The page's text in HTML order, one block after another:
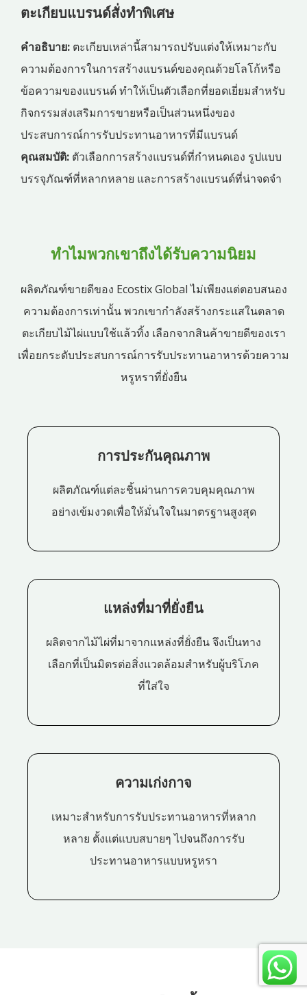
ตะเกียบแบรนด์สั่งทำพิเศษ
คำอธิบาย: ตะเกียบเหล่านี้สามารถปรับแต่งให้เหมาะกับ
ความต้องการในการสร้างแบรนด์ของคุณด้วยโลโก้หรือ
ข้อความของแบรนด์ ทำให้เป็นตัวเลือกที่ยอดเยี่ยมสำหรับ
กิจกรรมส่งเสริมการขายหรือเป็นส่วนหนึ่งของ
ประสบการณ์การรับประทานอาหารที่มีแบรนด์
คุณสมบัติ: ตัวเลือกการสร้างแบรนด์ที่กำหนดเอง รูปแบบ
บรรจุภัณฑ์ที่หลากหลาย และการสร้างแบรนด์ที่น่าจดจำ
ทำไมพวกเขาถึงได้รับความนิยม
ผลิตภัณฑ์ขายดีของ Ecostix Global ไม่เพียงแต่ตอบสนอง
ความต้องการเท่านั้น พวกเขากำลังสร้างกระแสในตลาด
ตะเกียบไม้ไผ่แบบใช้แล้วทิ้ง เลือกจากสินค้าขายดีของเรา
เพื่อยกระดับประสบการณ์การรับประทานอาหารด้วยความ
หรูหราที่ยั่งยืน
การประกันคุณภาพ
ผลิตภัณฑ์แต่ละชิ้นผ่านการควบคุมคุณภาพ
อย่างเข้มงวดเพื่อให้มั่นใจในมาตรฐานสูงสุด
แหล่งที่มาที่ยั่งยืน
ผลิตจากไม้ไผ่ที่มาจากแหล่งที่ยั่งยืน จึงเป็นทาง
เลือกที่เป็นมิตรต่อสิ่งแวดล้อมสำหรับผู้บริโภค
ที่ใส่ใจ
ความเก่งกาจ
เหมาะสำหรับการรับประทานอาหารที่หลาก
หลาย ตั้งแต่แบบสบายๆ ไปจนถึงการรับ
ประทานอาหารแบบหรูหรา